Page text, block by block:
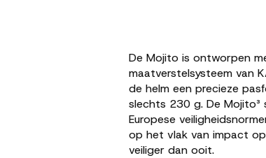
De Mojito is ontworpen
maatverstelsysteem van
de helm een precieze
slechts 230 g. De
Europese
op het vlak van impact
veiliger dan ooit.